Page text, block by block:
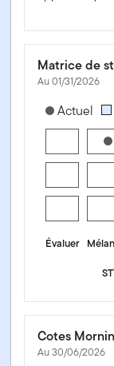
Matrice de
Au 01/31/2026
Actuel
Évaluer
Cotes
Au 30/06/2026